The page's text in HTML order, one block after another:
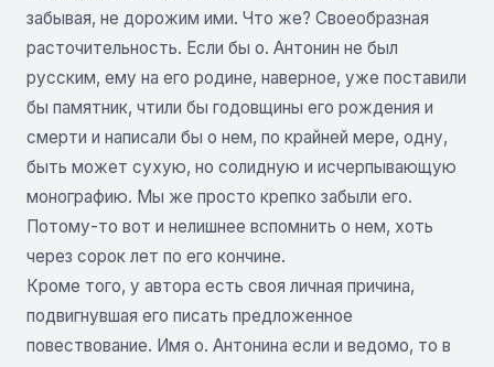
забывая, не дорожим ими. Что же? Своеобразная
расточительность. Если бы о. Антонин не был
русским, ему на его родине, наверное, уже поставили
бы памятник, чтили бы годовщины его рождения и
смерти и написали бы о нем, по крайней мере, одну,
быть может сухую, но солидную и исчерпывающую
монографию. Мы же просто крепко забыли его.
Потому-то вот и нелишнее вспомнить о нем, хоть
через сорок лет по его кончине.
Кроме того, у автора есть своя личная причина,
подвигнувшая его писать предложенное
повествование. Имя о. Антонина если и ведомо, то в